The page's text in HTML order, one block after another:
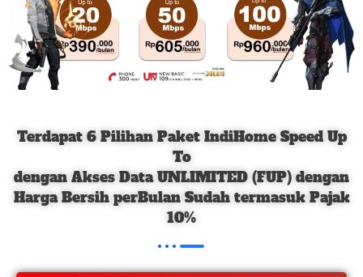
Terdapat 6 Pilihan Paket IndiHome Speed Up
To
dengan Akses Data UNLIMITED (FUP) dengan
Harga Bersih perBulan Sudah termasuk Pajak
10%